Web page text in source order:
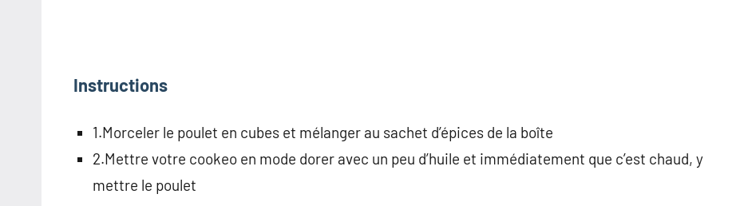
Instructions
1.Morceler le poulet en cubes et mélanger au sachet d’épices de la boîte
2.Mettre votre cookeo en mode dorer avec un peu d’huile et immédiatement que c’est chaud, y
mettre le poulet